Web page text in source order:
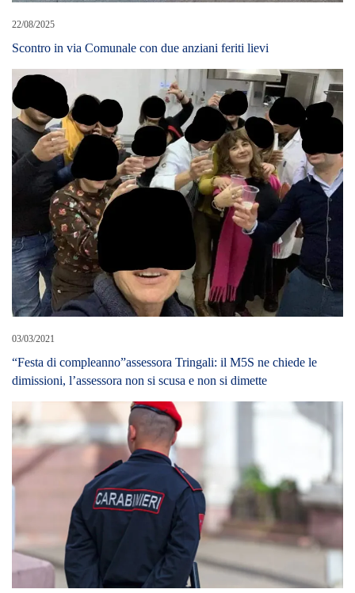
22/08/2025
Scontro in via Comunale con due anziani feriti lievi
03/03/2021
“Festa di compleanno”assessora Tringali: il M5S ne chiede le
dimissioni, l’assessora non si scusa e non si dimette